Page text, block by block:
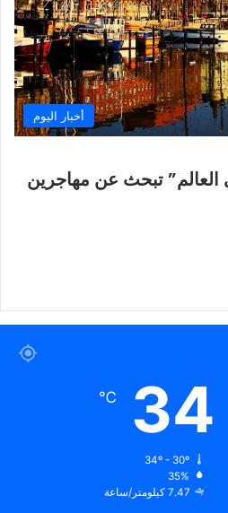
أخبار اليوم
العالم” تبحث عن مهاجرين
34
℃
35%
7.47 كيلومتر/ساعة